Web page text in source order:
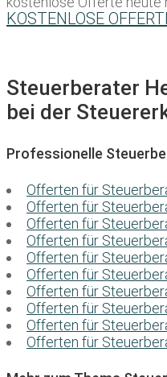
KOSTENLOSE
Steuerberater
bei der
Professionelle
Offerten für
Offerten für
Offerten für
Offerten für
Offerten für
Offerten für
Offerten für
Offerten für
Offerten für
Offerten für